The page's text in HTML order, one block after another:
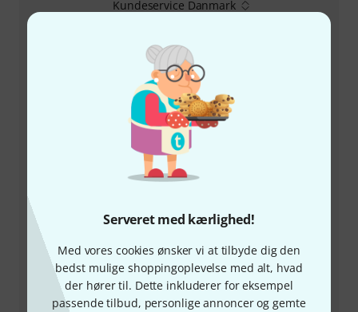
Serveret med kærlighed!
Med vores cookies ønsker vi at tilbyde dig den
bedst mulige shoppingoplevelse med alt, hvad
der hører til. Dette inkluderer for eksempel
passende tilbud, personlige annoncer og gemte
Kundeservice Danmark
+45-78150202
Vores kundeservice står klar til at hjælpe, hvis du har
spørgsmål eller problemer efter dit køb.
Åbningstider (CEST - Centraleuropæisk
sommertid)
Aftal opringning